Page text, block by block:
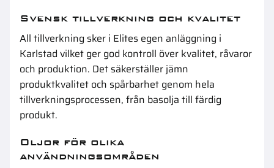
Svensk tillverkning och kvalitet
All tillverkning sker i Elites egen anläggning i
Karlstad vilket ger god kontroll över kvalitet, råvaror
och produktion. Det säkerställer jämn
produktkvalitet och spårbarhet genom hela
tillverkningsprocessen, från basolja till färdig
produkt.
Oljor för olika
användningsområden